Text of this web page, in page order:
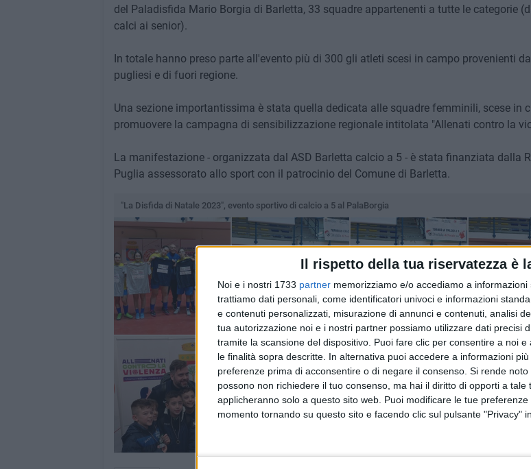
Il rispetto della tua riservatezza è
Noi e i nostri 1733 partner memorizziamo e/o accediamo a
trattiamo dati personali, come identificatori univoci e informazioni
e contenuti personalizzati, misurazione di annunci e contenuti, analisi
tua autorizzazione noi e i nostri partner possiamo utilizzare dati precisi
tramite la scansione del dispositivo. Puoi fare clic per consentire a noi
le finalità sopra descritte. In alternativa puoi accedere a informazioni
preferenze prima di acconsentire o di negare il consenso. Si rende
possono non richiedere il tuo consenso, ma hai il diritto di opporti a
applicheranno solo a questo sito web. Puoi modificare le tue
momento tornando su questo sito e facendo clic sul pulsante "Privacy"
del Paladisfida Mario Borgia di Barletta, 33 squadre appartenenti a tutte le categorie
calci ai senior).
In totale hanno preso parte all'evento più di 300 gli atleti scesi in campo provenienti
pugliesi e di fuori regione.
Una sezione importantissima è stata quella dedicata alle squadre femminili, scese in
promuovere la campagna di sensibilizzazione regionale intitolata "Allenati contro la
La manifestazione - organizzata dal ASD Barletta calcio a 5 - è stata finanziata dalla
Puglia assessorato allo sport con il patrocinio del Comune di Barletta.
"La Disfida di Natale 2023", evento sportivo di calcio a 5 al PalaBorgia